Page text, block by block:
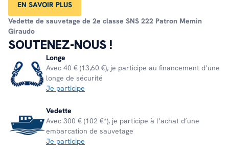
EN SAVOIR PLUS
Vedette de sauvetage de 2e classe SNS 222 Patron Memin
Giraudo
SOUTENEZ-NOUS !
Longe
Avec 40 € (13,60 €), je participe au financement d’une
longe de sécurité
Je participe
Vedette
Avec 300 € (102 €*), je participe à l’achat d’une
embarcation de sauvetage
Je participe